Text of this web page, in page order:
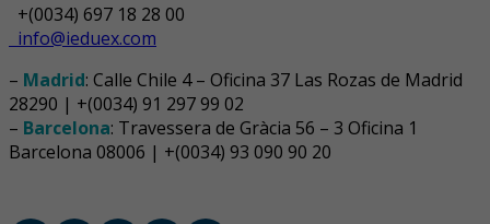
+(0034) 697 18 28 00
info@ieduex.com
– Madrid: Calle Chile 4 – Oficina 37 Las Rozas de Madrid
28290 | +(0034) 91 297 99 02
– Barcelona: Travessera de Gràcia 56 – 3 Oficina 1
Barcelona 08006 | +(0034) 93 090 90 20